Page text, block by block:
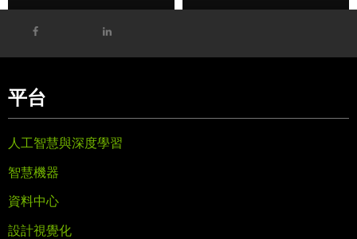
平台
人工智慧與深度學習
智慧機器
資料中心
設計視覺化